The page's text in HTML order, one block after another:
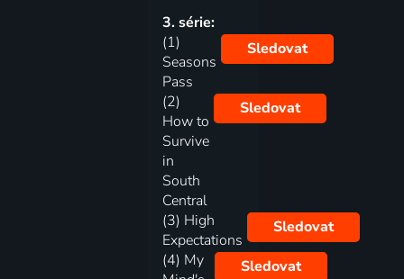
3. série:
(1)
Seasons
Pass
Sledovat
(2)
How to
Survive
in
South
Central
Sledovat
(3) High
Expectations
Sledovat
(4) My
Sledovat